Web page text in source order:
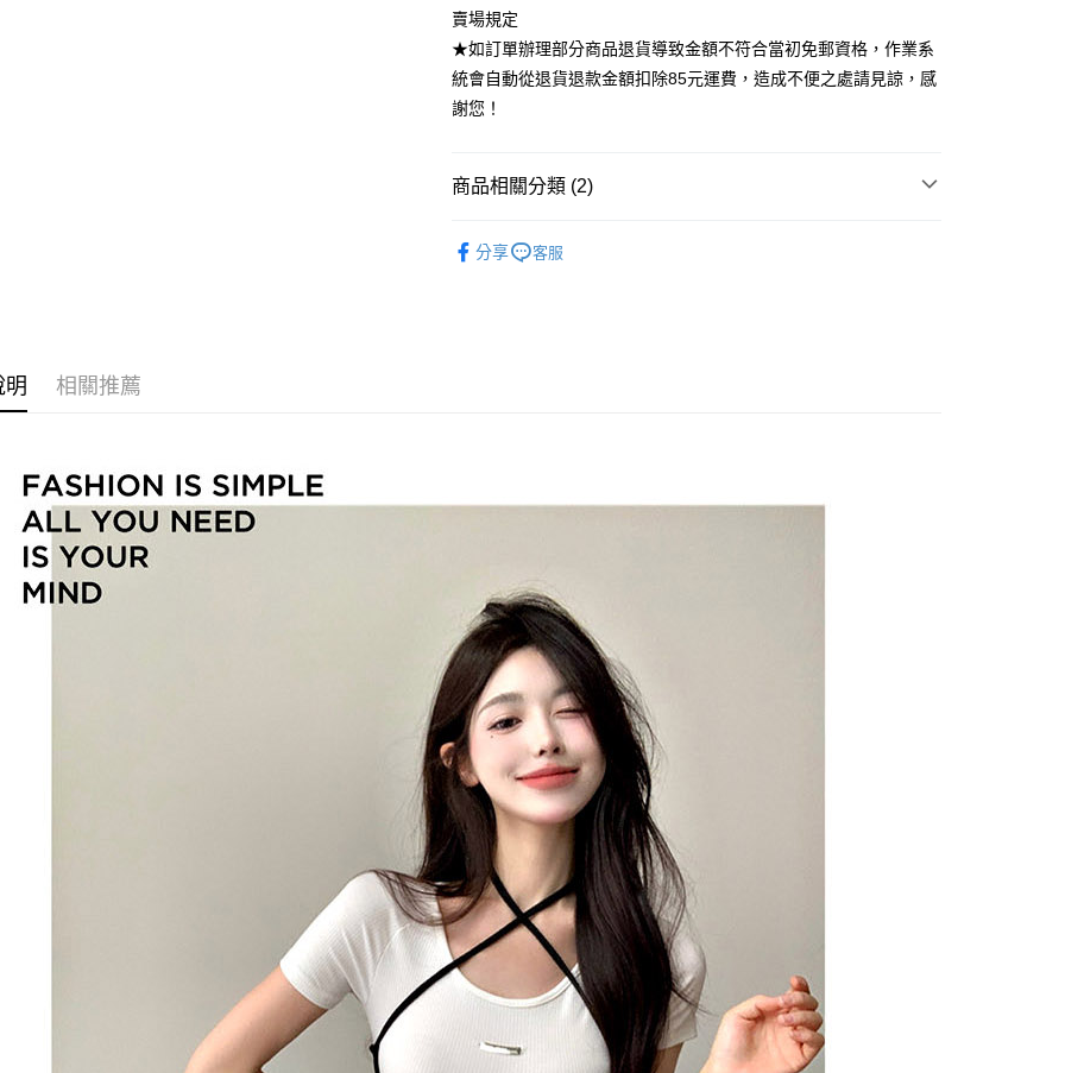
付款後全家取貨
每筆NT$85，滿NT$1,200(含以上)免運費
7-11付款取貨
每筆NT$85，滿NT$1,200(含以上)免運費
每筆NT$85，滿NT$1,200(含以上)免運費
宅配
賣場規定
★如訂單辦理部分商品退貨導致金額不符合當初免郵資格，作業系
統會自動從退貨退款金額扣除85元運費，造成不便之處請見諒，感
謝您！
商品相關分類 (2)
分享 客服
明 相關推薦